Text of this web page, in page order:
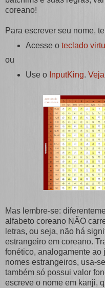
coreano!
Para escrever seu nome,
Acesse o teclado
ou
Use o InputKing.
Mas lembre-se:
alfabeto coreano NÃO
letras, ou seja, não há
estrangeiro em coreano.
fonético, analogamente ao
nomes estrangeiros, usa-
também só possui valor
escreve o nome em kanji,